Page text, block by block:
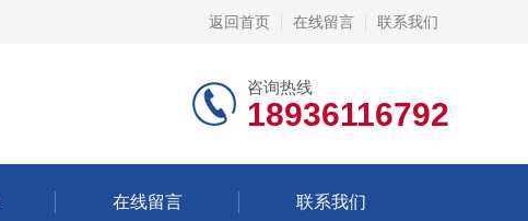
返回首页 在线留言 联系我们
咨询热线
18936116792
在线留言 联系我们